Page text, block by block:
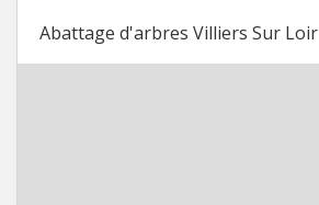
Abattage d'arbres Villiers Sur Loir